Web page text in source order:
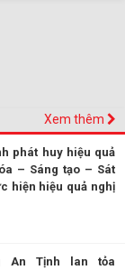
Xem thêm
phát huy hiệu quả
– Sáng tạo – Sát
hiện hiệu quả nghị
An Tịnh lan tỏa